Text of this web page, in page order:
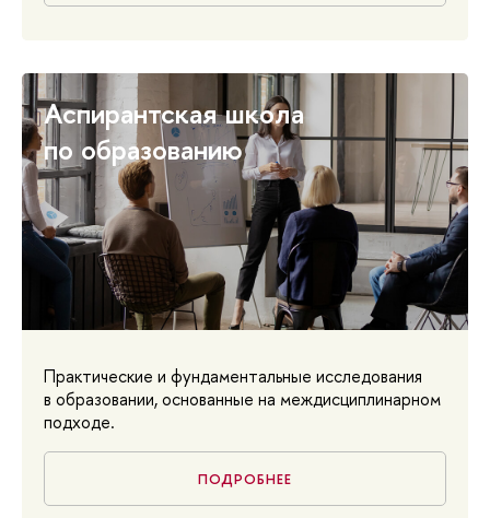
Аспирантская школа
по образованию
Практические и фундаментальные исследования
в образовании, основанные на междисциплинарном
подходе.
ПОДРОБНЕЕ